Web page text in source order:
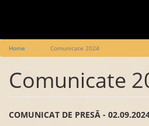
Main
navigation
Home Comunicate 2024
Comunicate
COMUNICAT DE PRESĂ -